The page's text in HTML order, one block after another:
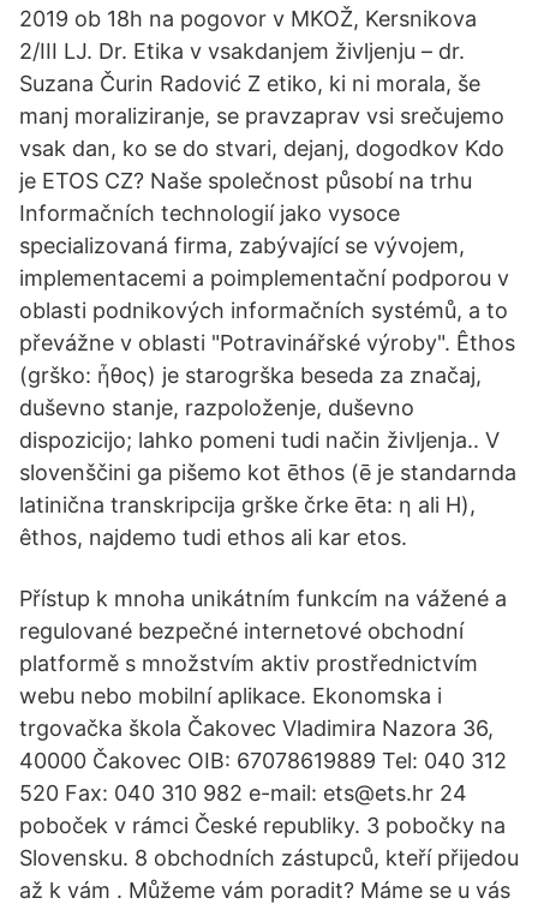
2019 ob 18h na pogovor v MKOŽ, Kersnikova
2/III LJ. Dr. Etika v vsakdanjem življenju – dr.
Suzana Čurin Radović Z etiko, ki ni morala, še
manj moraliziranje, se pravzaprav vsi srečujemo
vsak dan, ko se do stvari, dejanj, dogodkov Kdo
je ETOS CZ? Naše společnost působí na trhu
Informačních technologií jako vysoce
specializovaná firma, zabývající se vývojem,
implementacemi a poimplementační podporou v
oblasti podnikových informačních systémů, a to
převážne v oblasti "Potravinářské výroby". Êthos
(grško: ἦθος) je starogrška beseda za značaj,
duševno stanje, razpoloženje, duševno
dispozicijo; lahko pomeni tudi način življenja.. V
slovenščini ga pišemo kot ēthos (ē je standarnda
latinična transkripcija grške črke ēta: η ali Η),
êthos, najdemo tudi ethos ali kar etos.
Přístup k mnoha unikátním funkcím na vážené a
regulované bezpečné internetové obchodní
platformě s množstvím aktiv prostřednictvím
webu nebo mobilní aplikace. Ekonomska i
trgovačka škola Čakovec Vladimira Nazora 36,
40000 Čakovec OIB: 67078619889 Tel: 040 312
520 Fax: 040 310 982 e-mail: ets@ets.hr 24
poboček v rámci České republiky. 3 pobočky na
Slovensku. 8 obchodních zástupců, kteří přijedou
až k vám . Můžeme vám poradit? Máme se u vás